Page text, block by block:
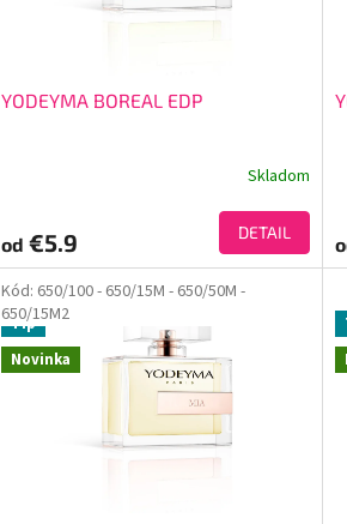
YODEYMA BOREAL EDP
Skladom
od €5.9 DETAIL
Novinka
Tip
Kód: 650/100- 650/15M - 650/50M -
650/15M2